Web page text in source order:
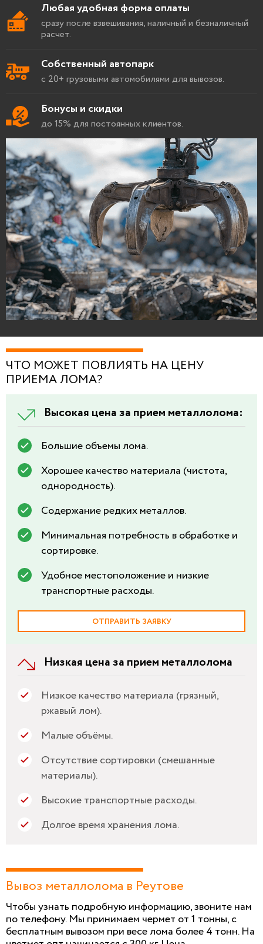
Любая удобная форма оплаты
сразу после взвешивания, наличный и безналичный
расчет.
Собственный автопарк
с 20+ грузовыми автомобилями для вывозов.
Бонусы и скидки
до 15% для постоянных клиентов.
ЧТО МОЖЕТ ПОВЛИЯТЬ НА ЦЕНУ
ПРИЕМА ЛОМА?
Высокая цена за прием металлолома:
Большие объемы лома.
Хорошее качество материала (чистота,
однородность).
Содержание редких металлов.
Минимальная потребность в обработке и
сортировке.
Удобное местоположение и низкие
транспортные расходы.
ОТПРАВИТЬ ЗАЯВКУ
Низкая цена за прием металлолома
Низкое качество материала (грязный,
ржавый лом).
Малые объёмы.
Отсутствие сортировки (смешанные
материалы).
Высокие транспортные расходы.
Долгое время хранения лома.
Вывоз металлолома в Реутове
Чтобы узнать подробную информацию, звоните нам
по телефону. Мы принимаем чермет от 1 тонны, с
бесплатным вывозом при весе лома более 4 тонн. На